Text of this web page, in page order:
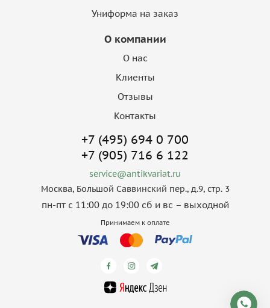
Униформа на заказ
О компании
О нас
Клиенты
Отзывы
Контакты
+7 (495) 694 0 700
+7 (905) 716 6 122
service@antikvariat.ru
Москва, Большой Саввинский пер., д.9, стр. 3
пн-пт с 11:00 до 19:00 сб и вс – выходной
Принимаем к оплате